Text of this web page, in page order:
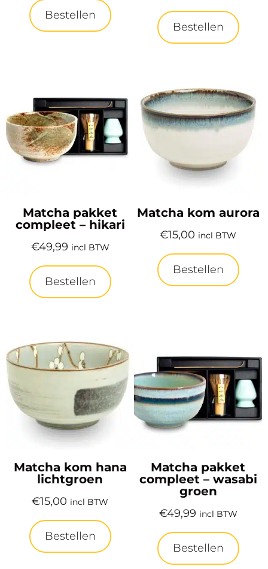
Bestellen
Bestellen
Matcha pakket
compleet – hikari
€49,99 incl BTW
Bestellen
Matcha kom aurora
€15,00 incl BTW
Bestellen
Matcha kom hana
lichtgroen
€15,00 incl BTW
Bestellen
Matcha pakket
compleet – wasabi
groen
€49,99 incl BTW
Bestellen